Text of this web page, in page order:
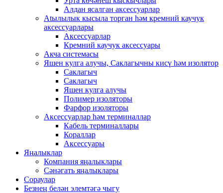
Алдан ясалган аксессуарлар
Atылылык кысыла торган һәм кремний каучук
аксессуарлары
Аксессуарлар
Кремний каучук аксессуары
Акча системасы
Яшен кулга алучы, Саклагычны кисү һәм изолятор
Саклагыч
Саклагыч
Яшен кулга алучы
Полимер изоляторы
Фарфор изоляторы
Аксессуарлар һәм терминаллар
Кабель терминаллары
Кораллар
Аксессуары
Яңалыклар
Компания яңалыклары
Сәнәгать яңалыклары
Сораулар
Безнең белән элемтәгә чыгу